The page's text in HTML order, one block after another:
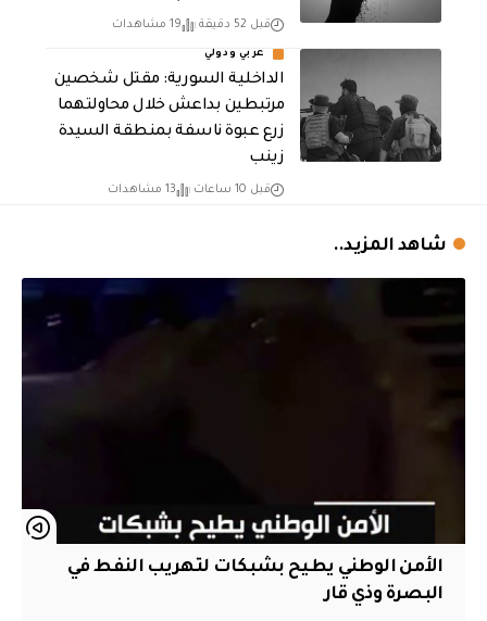
قبل 52 دقيقة 19 مشاهدات
عربي ودولي
الداخلية السورية: مقتل شخصين
مرتبطين بداعش خلال محاولتهما
زرع عبوة ناسفة بمنطقة السيدة
زينب
قبل 10 ساعات 13 مشاهدات
شاهد المزيد..
الأمن الوطني يطيح بشبكات لتهريب النفط في
البصرة وذي قار